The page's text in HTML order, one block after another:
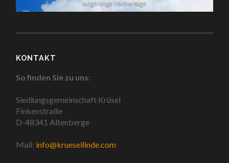
langfristige Vorhersage
KONTAKT
So finden Sie zu uns:
Siedlungsgemeinschaft Krüsel
Finkenstraße
D-48341 Altenberge
Mail: info@kruesellinde.com